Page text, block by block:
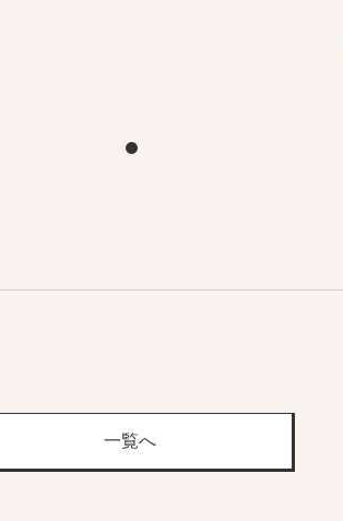
一覧へ